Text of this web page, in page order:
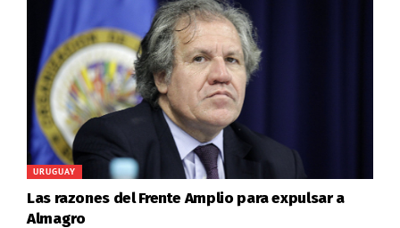
URUGUAY
Las razones del Frente Amplio para expulsar a
Almagro